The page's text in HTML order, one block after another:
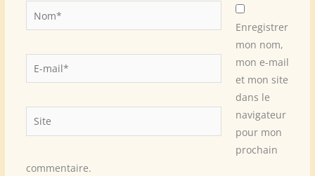
mail*
Site
Enregistrer
mon nom,
mon e-mail
et mon site
dans le
navigateur
pour mon
prochain
commentaire.